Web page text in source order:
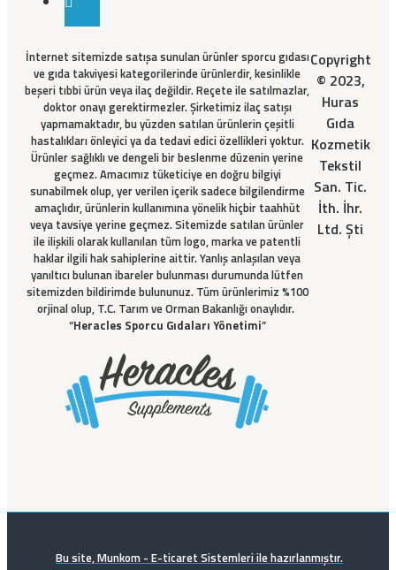
İnternet sitemizde satışa sunulan ürünler sporcu gıdası
ve gıda takviyesi kategorilerinde ürünlerdir, kesinlikle
beşeri tıbbi ürün veya ilaç değildir. Reçete ile satılmazlar,
doktor onayı gerektirmezler. Şirketimiz ilaç satışı
yapmamaktadır, bu yüzden satılan ürünlerin çeşitli
hastalıkları önleyici ya da tedavi edici özellikleri yoktur.
Ürünler sağlıklı ve dengeli bir beslenme düzenin yerine
geçmez. Amacımız tüketiciye en doğru bilgiyi
sunabilmek olup, yer verilen içerik sadece bilgilendirme
amaçlıdır, ürünlerin kullanımına yönelik hiçbir taahhüt
veya tavsiye yerine geçmez. Sitemizde satılan ürünler
ile ilişkili olarak kullanılan tüm logo, marka ve patentli
haklar ilgili hak sahiplerine aittir. Yanlış anlaşılan veya
yanıltıcı bulunan ibareler bulunması durumunda lütfen
sitemizden bildirimde bulununuz. Tüm ürünlerimiz %100
orjinal olup, T.C. Tarım ve Orman Bakanlığı onaylıdır.
“Heracles Sporcu Gıdaları Yönetimi”
Copyright
© 2023,
Huras
Gıda
Kozmetik
Tekstil
San. Tic.
İth. İhr.
Ltd. Şti
Bu site, Munkom - E-ticaret Sistemleri ile hazırlanmıştır.